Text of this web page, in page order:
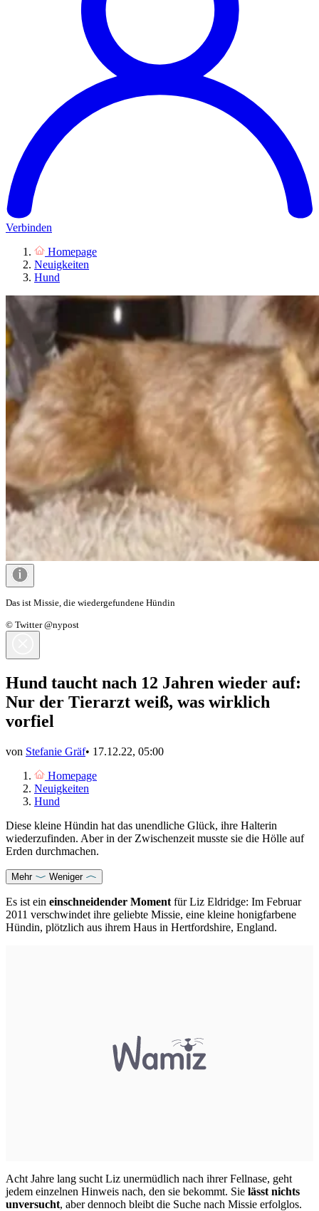
Verbinden
Homepage
Neuigkeiten
Hund
Das ist Missie, die wiedergefundene Hündin
© Twitter @nypost
Hund taucht nach 12 Jahren wieder auf:
Nur der Tierarzt weiß, was wirklich
vorfiel
von Stefanie Gräf• 17.12.22, 05:00
Homepage
Neuigkeiten
Hund
Diese kleine Hündin hat das unendliche Glück, ihre Halterin
wiederzufinden. Aber in der Zwischenzeit musste sie die Hölle auf
Erden durchmachen.
Mehr Weniger
Es ist ein einschneidender Moment für Liz Eldridge: Im Februar
2011 verschwindet ihre geliebte Missie, eine kleine honigfarbene
Hündin, plötzlich aus ihrem Haus in Hertfordshire, England.
Acht Jahre lang sucht Liz unermüdlich nach ihrer Fellnase, geht
jedem einzelnen Hinweis nach, den sie bekommt. Sie lässt nichts
unversucht, aber dennoch bleibt die Suche nach Missie erfolglos.